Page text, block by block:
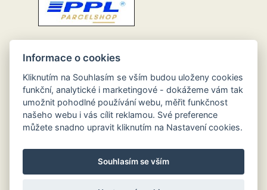
Informace o cookies
Kliknutím na Souhlasím se vším budou uloženy cookies
funkční, analytické i marketingové - dokážeme vám tak
umožnit pohodlné používání webu, měřit funkčnost
našeho webu i vás cílit reklamou. Své preference
můžete snadno upravit kliknutím na Nastavení cookies.
Souhlasím se vším